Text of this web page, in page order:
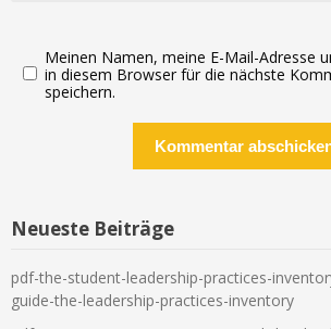
Meinen Namen, meine E-Mail-Adresse
in diesem Browser für die nächste
speichern.
Neueste Beiträge
pdf-the-student-leadership-practices-
guide-the-leadership-practices-inventory